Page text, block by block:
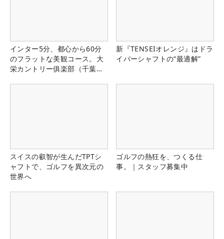
インター5分、都心から60分
のフラットな美観コース。大
栄カントリー俱楽部（千葉
新『TENSEIオレンジ』はドラ
イバーシャフトの“最適解”
スイスの叡智が生んだTPTシ
ャフトで、ゴルフを異次元の
世界へ
ゴルフの熱狂を、つくる仕
事。｜スタッフ募集中